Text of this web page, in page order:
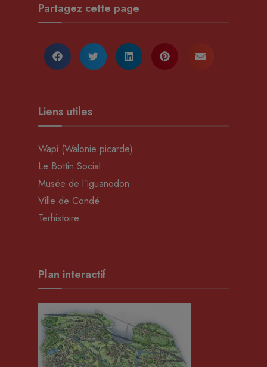
Partagez cette page
Liens utiles
Wapi (Walonie picarde)
Le Bottin Social
Musée de l’Iguanodon
Ville de Condé
Terhistoire
Plan interactif